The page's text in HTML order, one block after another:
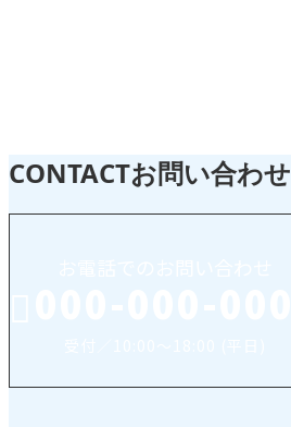
CONTACTお問い合わせ